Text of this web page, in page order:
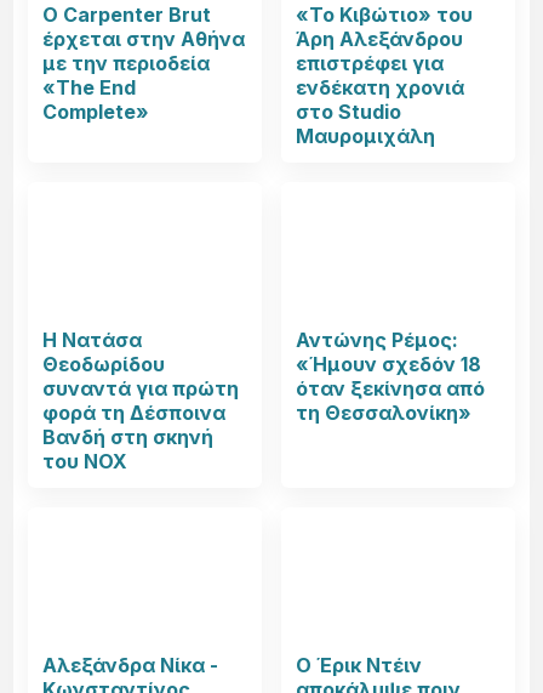
Ο Carpenter Brut
έρχεται στην Αθήνα
με την περιοδεία
«The End
Complete»
«Το Κιβώτιο» του
Άρη Αλεξάνδρου
επιστρέφει για
ενδέκατη χρονιά
στο Studio
Μαυρομιχάλη
Η Νατάσα
Θεοδωρίδου
συναντά για πρώτη
φορά τη Δέσποινα
Βανδή στη σκηνή
του NOX
Αντώνης Ρέμος:
«Ήμουν σχεδόν 18
όταν ξεκίνησα από
τη Θεσσαλονίκη»
Αλεξάνδρα Νίκα -
Ο Έρικ Ντέιν